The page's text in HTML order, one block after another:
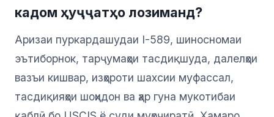
кадом ҳуҷҷатҳо лозиманд?
Аризаи пуркардашудаи I-589, шиносномаи
эътиборнок, тарҷумаҳои тасдиқшуда, далелҳои
вазъи кишвар, изҳороти шахсии муфассал,
тасдиқияҳои шоҳидон ва ҳар гуна мукотибаи